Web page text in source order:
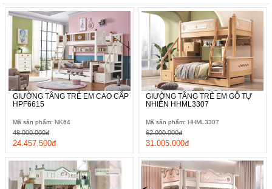
GIƯỜNG TẦNG TRẺ EM CAO CẤP
HPF6615
Mã sản phẩm: NK64
24.457.500đ
48.000.000đ
GIƯỜNG TẦNG TRẺ EM GỖ TỰ
NHIÊN HHML3307
Mã sản phẩm: HHML3307
31.005.000đ
62.000.000đ